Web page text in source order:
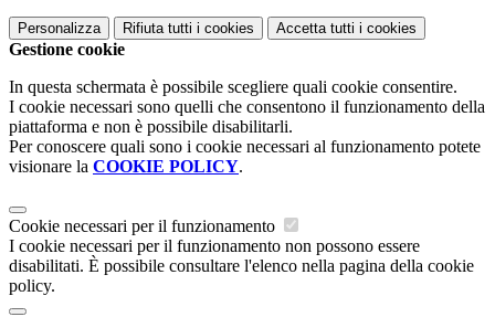
Personalizza Rifiuta tutti i cookies Accetta tutti i cookies
Gestione cookie
In questa schermata è possibile scegliere quali cookie consentire.
I cookie necessari sono quelli che consentono il funzionamento della
piattaforma e non è possibile disabilitarli.
Per conoscere quali sono i cookie necessari al funzionamento potete
visionare la COOKIE POLICY.
Cookie necessari per il funzionamento
I cookie necessari per il funzionamento non possono essere
disabilitati. È possibile consultare l'elenco nella pagina della cookie
policy.